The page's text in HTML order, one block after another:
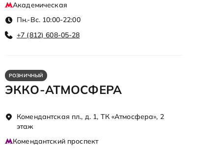
Академическая
Пн.-Вс. 10:00-22:00
+7 (812) 608-05-28
РОЗНИЧНЫЙ
ЭККО-АТМОСФЕРА
Комендантская пл., д. 1, ТК «Атмосфера», 2
этаж
Комендантский проспект